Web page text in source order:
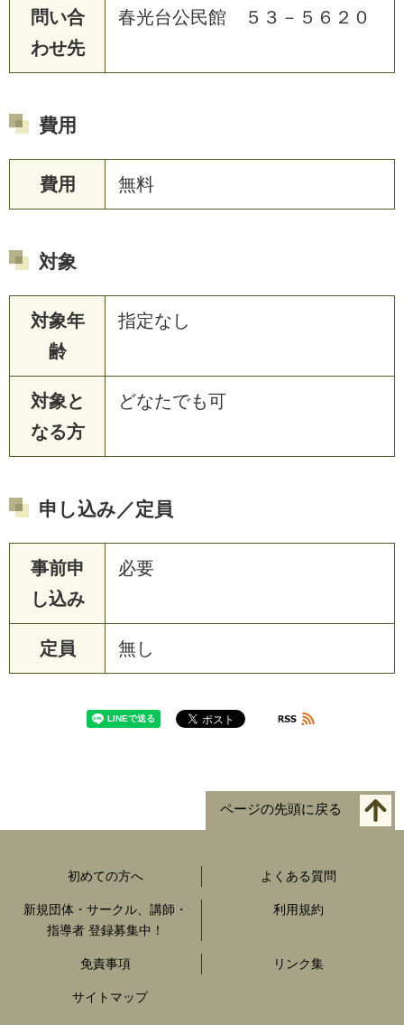
問い合
わせ先
春光台公民館 ５３－５６２０
費用
費用 無料
対象
対象年
齢
指定なし
対象と
なる方
どなたでも可
申し込み／定員
事前申
し込み
必要
定員 無し
ページの先頭に戻る
初めての方へ よくある質問
新規団体・サークル、講師・
指導者 登録募集中！
利用規約
免責事項 リンク集
サイトマップ